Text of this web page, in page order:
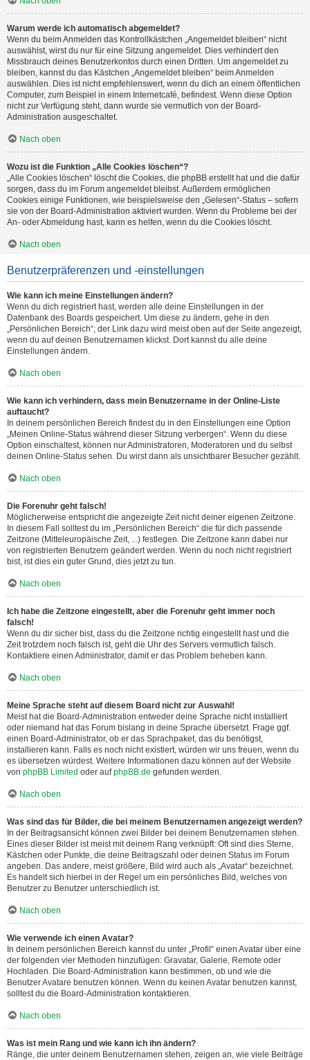
Warum werde ich automatisch abgemeldet?
Wenn du beim Anmelden das Kontrollkästchen „Angemeldet bleiben“ nicht
auswählst, wirst du nur für eine Sitzung angemeldet. Dies verhindert den
Missbrauch deines Benutzerkontos durch einen Dritten. Um angemeldet zu
bleiben, kannst du das Kästchen „Angemeldet bleiben“ beim Anmelden
auswählen. Dies ist nicht empfehlenswert, wenn du dich an einem öffentlichen
Computer, zum Beispiel in einem Internetcafé, befindest. Wenn diese Option
nicht zur Verfügung steht, dann wurde sie vermutlich von der Board-
Administration ausgeschaltet.
Nach oben
Wozu ist die Funktion „Alle Cookies löschen“?
„Alle Cookies löschen“ löscht die Cookies, die phpBB erstellt hat und die dafür
sorgen, dass du im Forum angemeldet bleibst. Außerdem ermöglichen
Cookies einige Funktionen, wie beispielsweise den „Gelesen“-Status – sofern
sie von der Board-Administration aktiviert wurden. Wenn du Probleme bei der
An- oder Abmeldung hast, kann es helfen, wenn du die Cookies löscht.
Nach oben
Benutzerpräferenzen und -einstellungen
Wie kann ich meine Einstellungen ändern?
Wenn du dich registriert hast, werden alle deine Einstellungen in der
Datenbank des Boards gespeichert. Um diese zu ändern, gehe in den
„Persönlichen Bereich“; der Link dazu wird meist oben auf der Seite angezeigt,
wenn du auf deinen Benutzernamen klickst. Dort kannst du alle deine
Einstellungen ändern.
Nach oben
Wie kann ich verhindern, dass mein Benutzername in der Online-Liste
auftaucht?
In deinem persönlichen Bereich findest du in den Einstellungen eine Option
„Meinen Online-Status während dieser Sitzung verbergen“. Wenn du diese
Option einschaltest, können nur Administratoren, Moderatoren und du selbst
deinen Online-Status sehen. Du wirst dann als unsichtbarer Besucher gezählt.
Nach oben
Die Forenuhr geht falsch!
Möglicherweise entspricht die angezeigte Zeit nicht deiner eigenen Zeitzone.
In diesem Fall solltest du im „Persönlichen Bereich“ die für dich passende
Zeitzone (Mitteleuropäische Zeit, ...) festlegen. Die Zeitzone kann dabei nur
von registrierten Benutzern geändert werden. Wenn du noch nicht registriert
bist, ist dies ein guter Grund, dies jetzt zu tun.
Nach oben
Ich habe die Zeitzone eingestellt, aber die Forenuhr geht immer noch
falsch!
Wenn du dir sicher bist, dass du die Zeitzone richtig eingestellt hast und die
Zeit trotzdem noch falsch ist, geht die Uhr des Servers vermutlich falsch.
Kontaktiere einen Administrator, damit er das Problem beheben kann.
Nach oben
Meine Sprache steht auf diesem Board nicht zur Auswahl!
Meist hat die Board-Administration entweder deine Sprache nicht installiert
oder niemand hat das Forum bislang in deine Sprache übersetzt. Frage ggf.
einen Board-Administrator, ob er das Sprachpaket, das du benötigst,
installieren kann. Falls es noch nicht existiert, würden wir uns freuen, wenn du
es übersetzen würdest. Weitere Informationen dazu können auf der Website
von phpBB Limited oder aufphpBB.de gefunden werden.
Nach oben
Was sind das für Bilder, die bei meinem Benutzernamen angezeigt werden?
In der Beitragsansicht können zwei Bilder bei deinem Benutzernamen stehen.
Eines dieser Bilder ist meist mit deinem Rang verknüpft: Oft sind dies Sterne,
Kästchen oder Punkte, die deine Beitragszahl oder deinen Status im Forum
angeben. Das andere, meist größere, Bild wird auch als „Avatar“ bezeichnet.
Es handelt sich hierbei in der Regel um ein persönliches Bild, welches von
Benutzer zu Benutzer unterschiedlich ist.
Nach oben
Wie verwende ich einen Avatar?
In deinem persönlichen Bereich kannst du unter „Profil“ einen Avatar über eine
der folgenden vier Methoden hinzufügen: Gravatar, Galerie, Remote oder
Hochladen. Die Board-Administration kann bestimmen, ob und wie die
Benutzer Avatare benutzen können. Wenn du keinen Avatar benutzen kannst,
solltest du die Board-Administration kontaktieren.
Nach oben
Was ist mein Rang und wie kann ich ihn ändern?
Ränge, die unter deinem Benutzernamen stehen, zeigen an, wie viele Beiträge